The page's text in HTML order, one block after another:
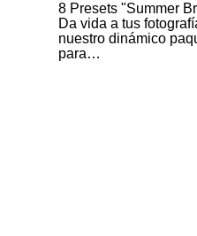
8 Presets "Summer
Da vida a tus
nuestro dinámico
para…